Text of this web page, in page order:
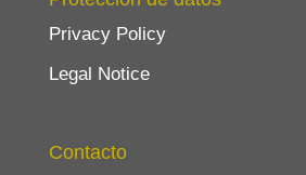
Privacy Policy
Legal Notice
Contacto